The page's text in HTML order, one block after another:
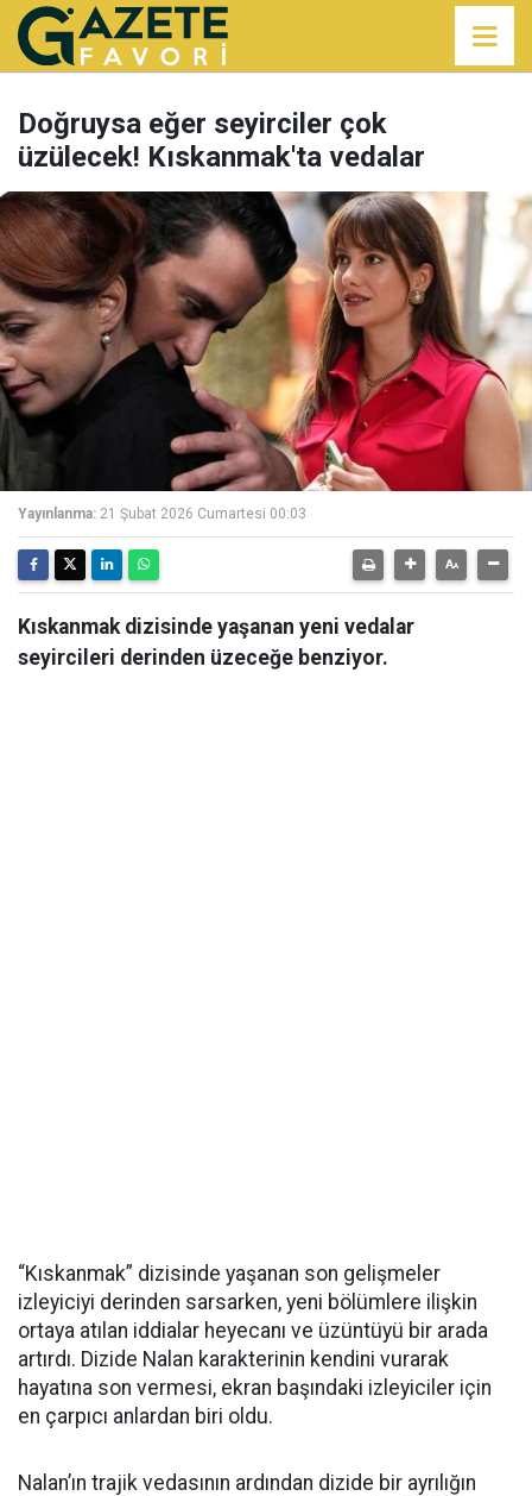
Doğruysa eğer seyirciler çok
üzülecek! Kıskanmak'ta vedalar
Yayınlanma: 21 Şubat 2026 Cumartesi 00:03
Kıskanmak dizisinde yaşanan yeni vedalar
seyircileri derinden üzeceğe benziyor.
“Kıskanmak” dizisinde yaşanan son gelişmeler
izleyiciyi derinden sarsarken, yeni bölümlere ilişkin
ortaya atılan iddialar heyecanı ve üzüntüyü bir arada
artırdı. Dizide Nalan karakterinin kendini vurarak
hayatına son vermesi, ekran başındaki izleyiciler için
en çarpıcı anlardan biri oldu.
Nalan’ın trajik vedasının ardından dizide bir ayrılığın